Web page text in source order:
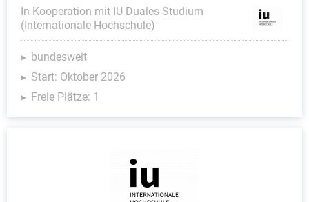
In Kooperation mit IU Duales Studium
(Internationale Hochschule)
bundesweit
Start: Oktober 2026
Freie Plätze: 1